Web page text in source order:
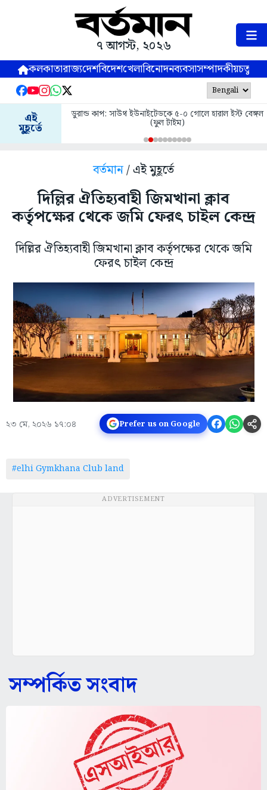
৭ আগস্ট, ২০২৬
কলকাতারাজ্যদেশবিদেশখেলাবিনোদনব্যবসাসম্পাদকীয়
এই
মুহূর্তে
ডুরান্ড কাপ: সাউথ ইউনাইটেডকে ৫-০ গোলে হারাল ইস্ট বেঙ্গল
(ফুল টাইম)
বর্তমান/ এই মুহূর্তে
দিল্লির ঐতিহ্যবাহী জিমখানা ক্লাব
কর্তৃপক্ষের থেকে জমি ফেরৎ চাইল কেন্দ্র
দিল্লির ঐতিহ্যবাহী জিমখানা ক্লাব কর্তৃপক্ষের থেকে জমি
ফেরৎ চাইল কেন্দ্র
২৩ মে, ২০২৬ ১৭:০৪ Prefer us on Google
#elhi Gymkhana Club land
ADVERTISEMENT
সম্পর্কিত সংবাদ